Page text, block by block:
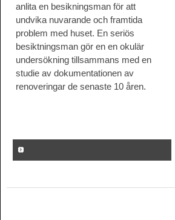
anlita en besikningsman för att
undvika nuvarande och framtida
problem med huset. En seriös
besiktningsman gör en en okulär
undersökning tillsammans med en
studie av dokumentationen av
renoveringar de senaste 10 åren.